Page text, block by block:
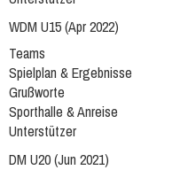
WDM U15 (Apr 2022)
Teams
Spielplan & Ergebnisse
Grußworte
Sporthalle & Anreise
Unterstützer
DM U20 (Jun 2021)